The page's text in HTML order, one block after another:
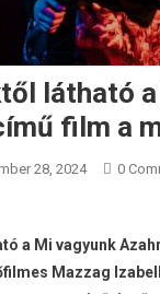
látható a
film a
28, 2024 0
a Mi vagyunk
Mazzag